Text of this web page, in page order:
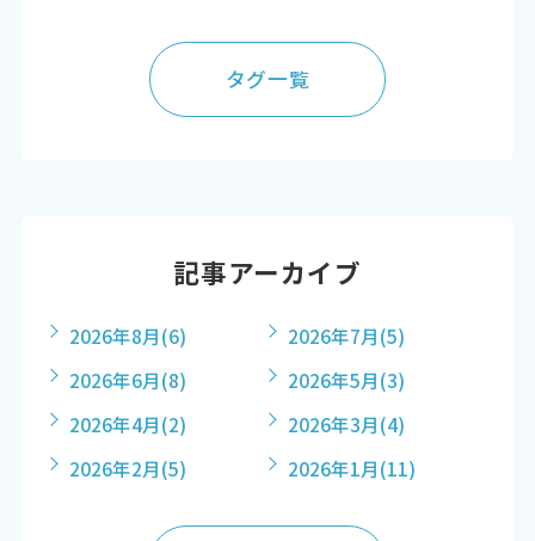
タグ一覧
記事アーカイブ
2026年8月(6) 2026年7月(5)
2026年6月(8) 2026年5月(3)
2026年4月(2) 2026年3月(4)
2026年2月(5) 2026年1月(11)